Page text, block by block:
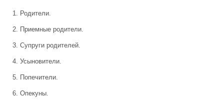
Родители.
Приемные родители.
Супруги родителей.
Усыновители.
Попечители.
Опекуны.